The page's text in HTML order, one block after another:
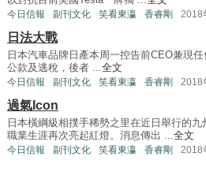
今日信報 副刊文化 笑看東瀛 香睿剛 2018
日法大戰
日本汽車品牌日產本周一控告前CEO兼現
公款及逃稅，後者 ... 全文
今日信報 副刊文化 笑看東瀛 香睿剛 2018
過氣Icon
日本橫綱級相撲手稀勢之里在近日舉行的
職業生涯再次亮起紅燈。消息傳出 ... 全文
今日信報 副刊文化 笑看東瀛 香睿剛 2018